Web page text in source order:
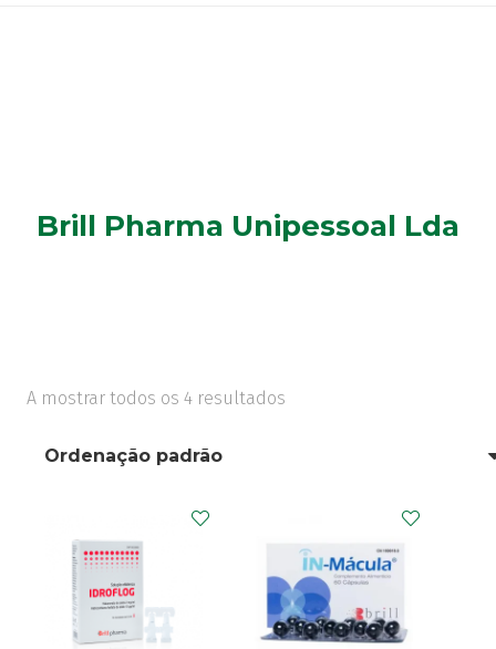
Brill Pharma Unipessoal Lda
A mostrar todos os 4 resultados